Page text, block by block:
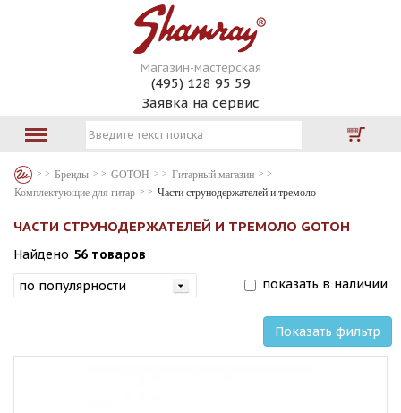
Магазин-мастерская
(495) 128 95 59
Заявка на сервис
Бренды GOTOH
Гитарный магазин
Комплектующие для гитар
Части струнодержателей и тремоло
ЧАСТИ СТРУНОДЕРЖАТЕЛЕЙ И ТРЕМОЛО GOTOH
Найдено 56 товаров
показать в наличии
Показать фильтр